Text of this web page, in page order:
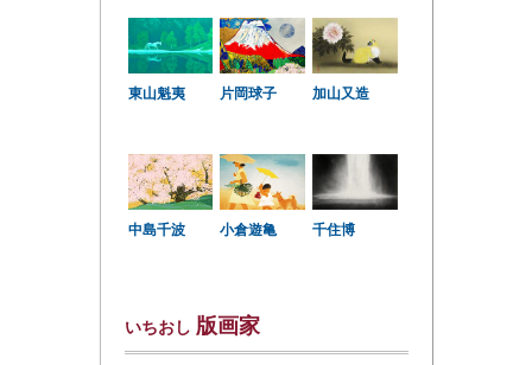
東山魁夷 片岡球子 加山又造
中島千波 小倉遊亀 千住博
いちおし 版画家